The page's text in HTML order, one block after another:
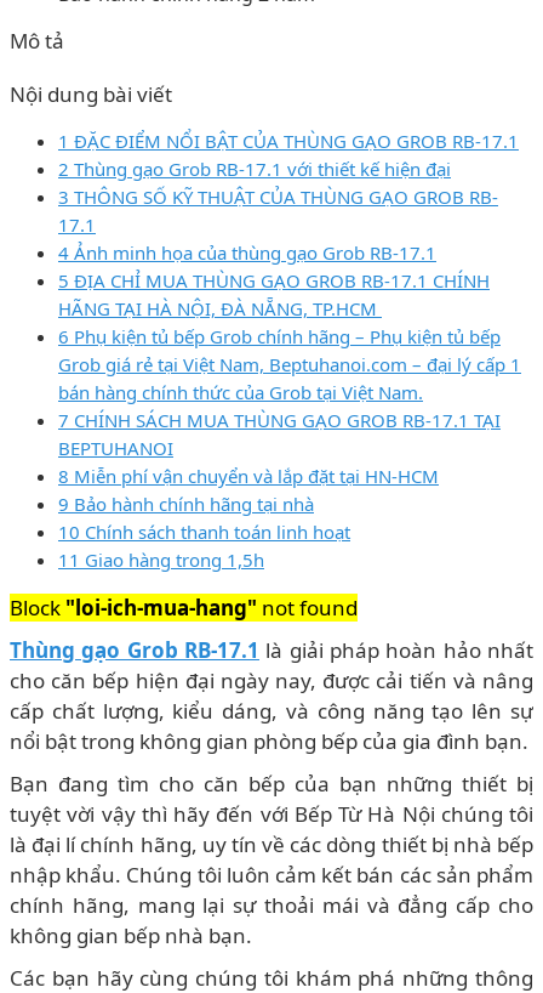
Mô tả
Nội dung bài viết
1 ĐẶC ĐIỂM NỔI BẬT CỦA THÙNG GẠO GROB RB-17.1
2 Thùng gạo Grob RB-17.1 với thiết kế hiện đại
3 THÔNG SỐ KỸ THUẬT CỦA THÙNG GẠO GROB RB-
17.1
4 Ảnh minh họa của thùng gạo Grob RB-17.1
5 ĐỊA CHỈ MUA THÙNG GẠO GROB RB-17.1 CHÍNH
HÃNG TẠI HÀ NỘI, ĐÀ NẴNG, TP.HCM
6 Phụ kiện tủ bếp Grob chính hãng – Phụ kiện tủ bếp
Grob giá rẻ tại Việt Nam, Beptuhanoi.com – đại lý cấp 1
bán hàng chính thức của Grob tại Việt Nam.
7 CHÍNH SÁCH MUA THÙNG GẠO GROB RB-17.1 TẠI
BEPTUHANOI
8 Miễn phí vận chuyển và lắp đặt tại HN-HCM
9 Bảo hành chính hãng tại nhà
10 Chính sách thanh toán linh hoạt
11 Giao hàng trong 1,5h
Block "loi-ich-mua-hang" not found
Thùng gạo Grob RB-17.1 là giải pháp hoàn hảo nhất
cho căn bếp hiện đại ngày nay, được cải tiến và nâng
cấp chất lượng, kiểu dáng, và công năng tạo lên sự
nổi bật trong không gian phòng bếp của gia đình bạn.
Bạn đang tìm cho căn bếp của bạn những thiết bị
tuyệt vời vậy thì hãy đến với Bếp Từ Hà Nội chúng tôi
là đại lí chính hãng, uy tín về các dòng thiết bị nhà bếp
nhập khẩu. Chúng tôi luôn cảm kết bán các sản phẩm
chính hãng, mang lại sự thoải mái và đẳng cấp cho
không gian bếp nhà bạn.
Các bạn hãy cùng chúng tôi khám phá những thông